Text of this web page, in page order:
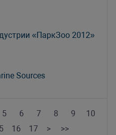
«ПаркЗоо 2012»
Sources
5 6 7 8 9
10
16 17 > >>